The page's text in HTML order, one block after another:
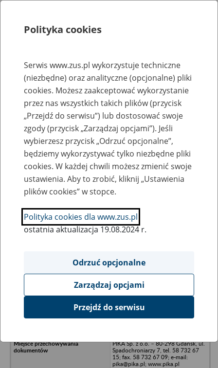
Rejestry, ewidencje i archiwa
Baza zlikwidowanych lub
przekształconych zakładów pracy
Nazwa zakładu pracy:
SZUKAJ
Ukryj wszystkie pozycje bazy
Marimont w upadłości - Warszawa,
PIKA Sp. z o.o. – 80-298 Gdańsk, ul.
Spadochroniarzy 7, tel. 58 732 67
15; fax. 58 732 67 09; e-mail:
pika@pika.pl; www.pika.pl
Polityka cookies
Serwis www.zus.pl wykorzystuje techniczne
(niezbędne) oraz analityczne (opcjonalne) pliki
cookies. Możesz zaakceptować wykorzystanie
przez nas wszystkich takich plików (przycisk
„Przejdź do serwisu”) lub dostosować swoje
zgody (przycisk „Zarządzaj opcjami”). Jeśli
wybierzesz przycisk „Odrzuć opcjonalne”,
będziemy wykorzystywać tylko niezbędne pliki
cookies. W każdej chwili możesz zmienić swoje
ustawienia. Aby to zrobić, kliknij „Ustawienia
plików cookies” w stopce.
Polityka cookies dla www.zus.pl
ostatnia aktualizacja 19.08.2024 r.
Odrzuć opcjonalne
Zarządzaj opcjami
Przejdź do serwisu